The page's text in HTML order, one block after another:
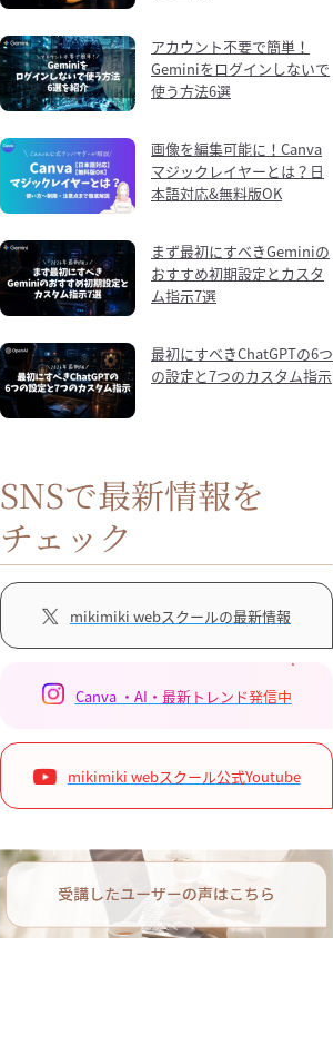
アカウント不要で簡単！
Geminiをログインしないで
使う方法6選
画像を編集可能に！Canva
マジックレイヤーとは？日
本語対応&無料版OK
まず最初にすべきGeminiの
おすすめ初期設定とカスタ
ム指示7選
最初にすべきChatGPTの6つ
の設定と7つのカスタム指示
SNSで最新情報を
チェック
mikimiki webスクールの最新情報
Canva ・AI・最新トレンド発信中
mikimiki webスクール公式Youtube